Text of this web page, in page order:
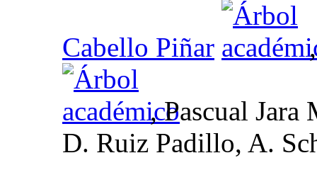
Cabello Piñar
, Pascual
D. Ruiz Padillo, A.